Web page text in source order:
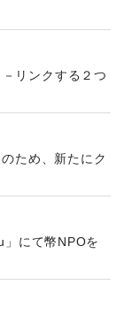
リンクする２つ
ため、新たにク
にて幣NPOを